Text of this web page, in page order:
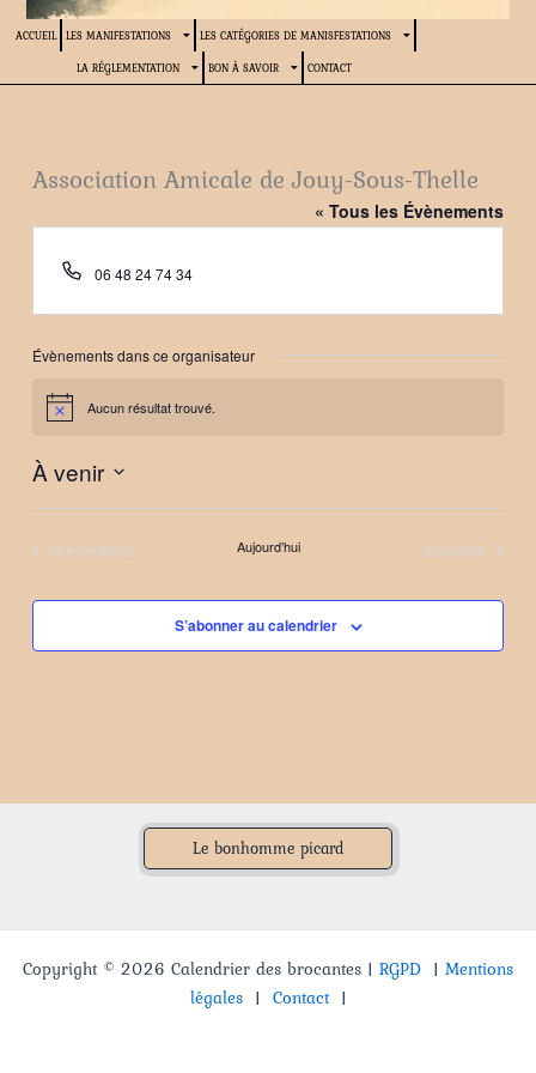
ACCUEIL LES MANIFESTATIONS LES CATÉGORIES DE MANISFESTATIONS
LA RÉGLEMENTATION BON À SAVOIR CONTACT
Association Amicale de Jouy-Sous-Thelle
« Tous les Évènements
Téléphone
06 48 24 74 34
Évènements dans ce organisateur
Notice Aucun résultat trouvé.
À venir
Sélectionnez
date.Évènements
précédents Aujourd’hui Évènements
suivants
S’abonner au calendrier
Le bonhomme picard
Copyright © 2026 Calendrier des brocantes | RGPD | Mentions
légales| Contact|